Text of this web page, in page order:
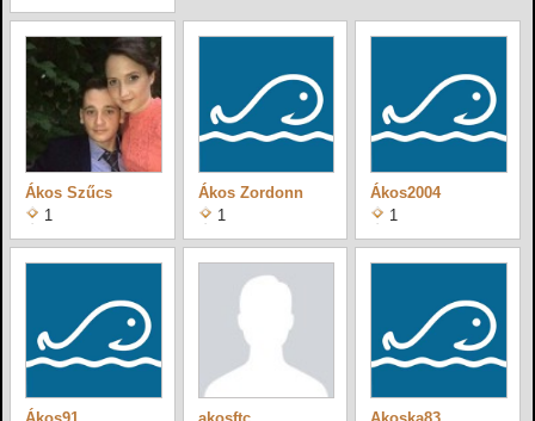
Ákos Szűcs
1
Ákos Zordonn
1
Ákos2004
1